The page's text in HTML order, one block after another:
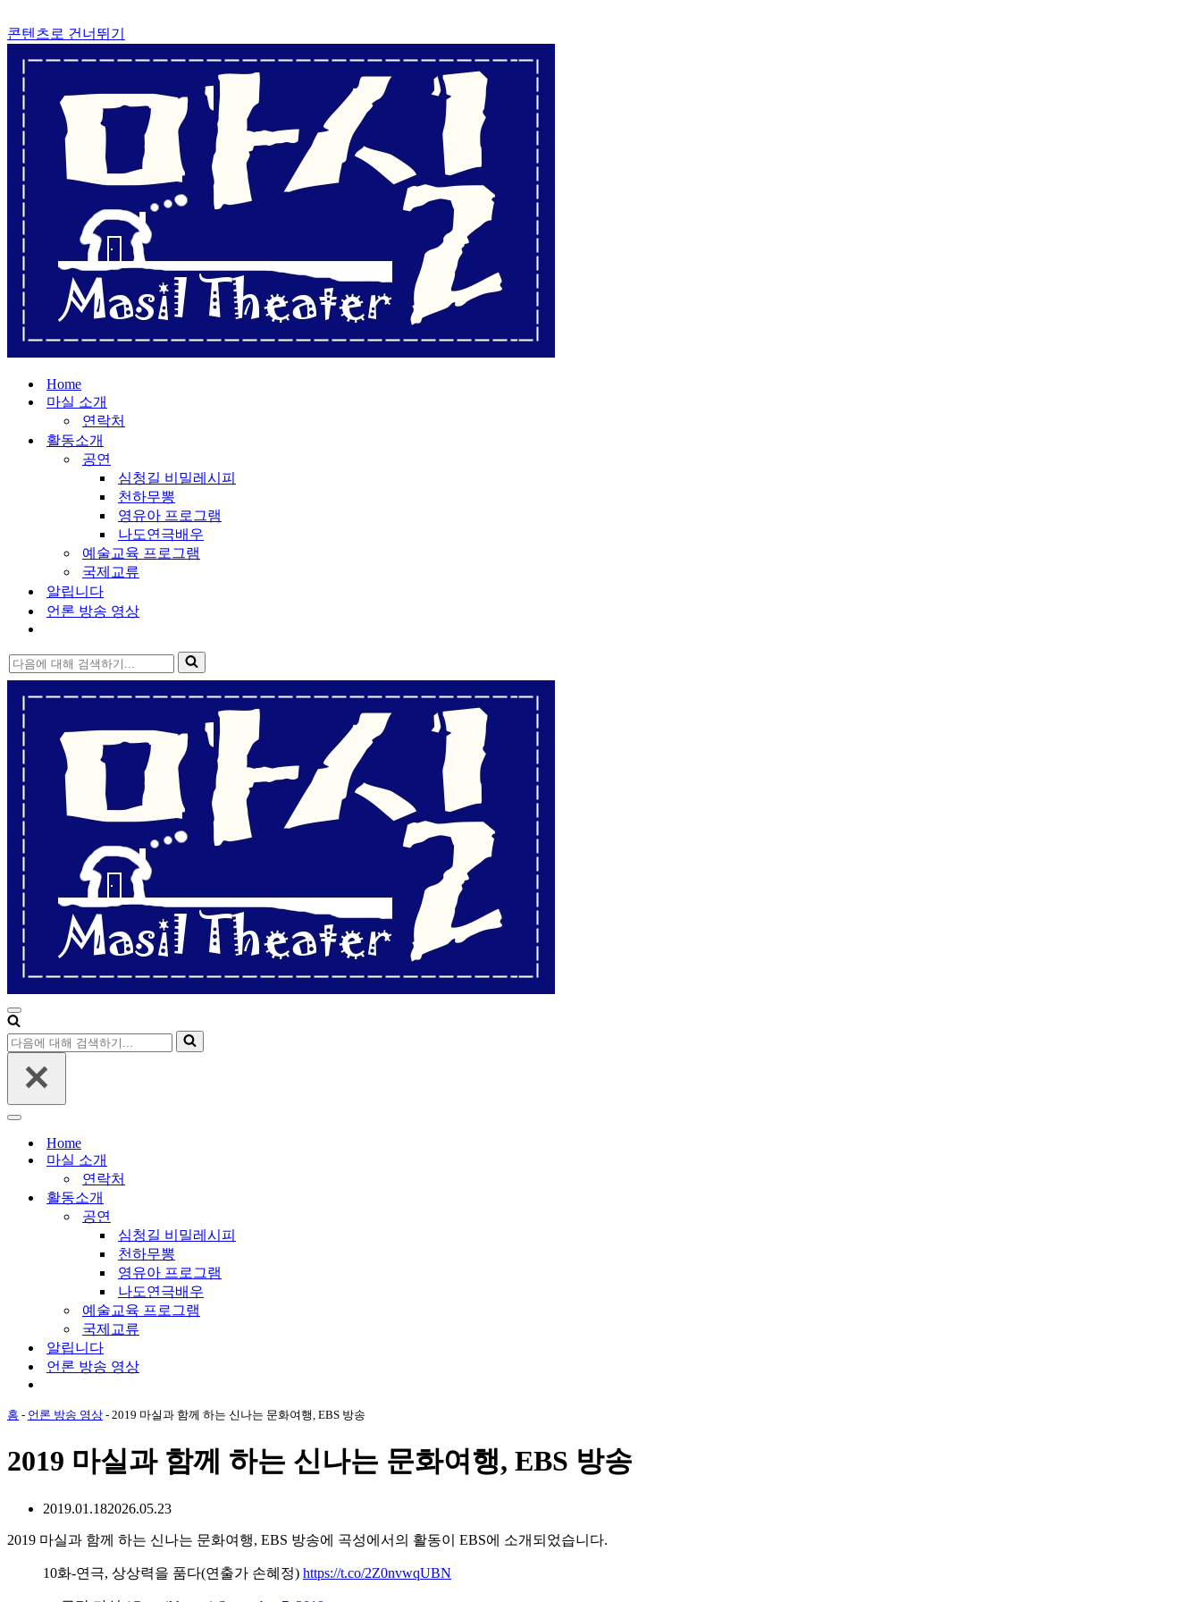
콘텐츠로 건너뛰기
Home
마실 소개
연락처
활동소개
공연
심청길 비밀레시피
천하무뽕
영유아 프로그램
나도연극배우
예술교육 프로그램
국제교류
알립니다
언론 방송 영상
다
음
내
비
게
뉴
다
음
해
내
Home
마실 소개
연락처
활동소개
공연
심청길 비밀레시피
천하무뽕
영유아 프로그램
나도연극배우
예술교육 프로그램
국제교류
알립니다
언론 방송 영상
홈 - 언론 방송 영상 - 2019 마실과 함께 하는 신나는 문화여행, EBS 방송
2019 마실과 함께 하는 신나는 문화여행, EBS 방송
2019.01.182026.05.23
2019 마실과 함께 하는 신나는 문화여행, EBS 방송에 곡성에서의 활동이 EBS에 소개되었습니다.
10화-연극, 상상력을 품다(연출가 손혜정) https://t.co/2Z0nvwqUBN